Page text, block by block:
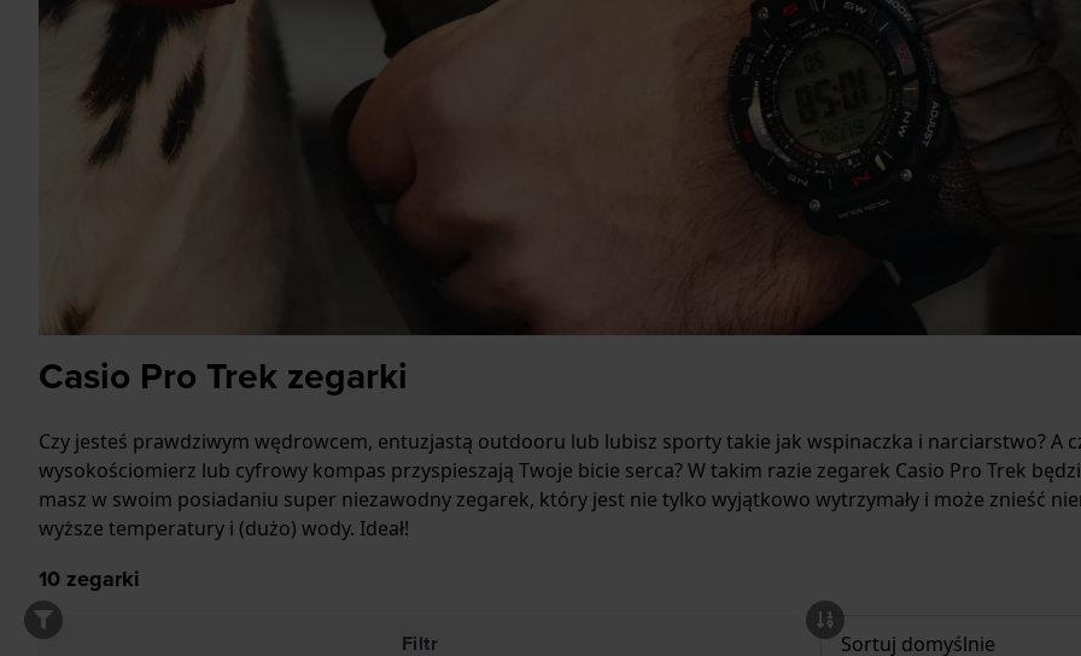
Casio Pro Trek zegarki
Czy jesteś prawdziwym wędrowcem, entuzjastą outdooru lub lubisz sporty takie jak wspinaczka i narciarstwo? A
wysokościomierz lub cyfrowy kompas przyspieszają Twoje bicie serca? W takim razie zegarek Casio Pro Trek
masz w swoim posiadaniu super niezawodny zegarek, który jest nie tylko wyjątkowo wytrzymały i może znieść
wyższe temperatury i (dużo) wody. Ideał!
10 zegarki
Filtr